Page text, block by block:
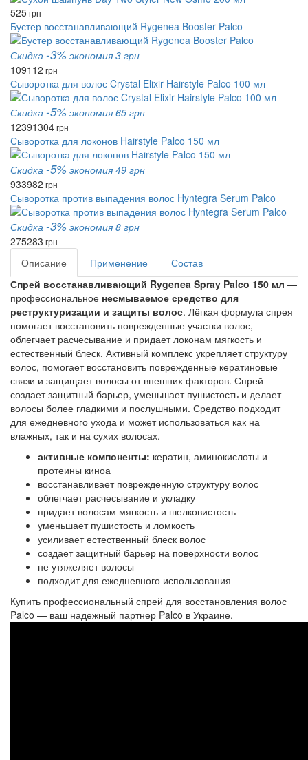
525грн
Бустер восстанавливающий Rygenea Booster Palco
Скидка -3% экономия 3 грн
109112 грн
Сыворотка для волос Crystal Elixir Hairstyle Palco 100 мл
Скидка -5% экономия 65 грн
12391304грн
Сыворотка для локонов Hairstyle Palco 150 мл
Скидка -5% экономия 49 грн
933982 грн
Сыворотка против выпадения волос Hyntegra Serum Palco
Скидка -3% экономия 8 грн
275283 грн
Описание Применение
Состав
Спрей восстанавливающий Rygenea Spray Palco 150 мл —
профессиональное несмываемое средство для
реструктуризации и защиты волос. Лёгкая формула спрея
помогает восстановить поврежденные участки волос,
облегчает расчесывание и придает локонам мягкость и
естественный блеск. Активный комплекс укрепляет структуру
волос, помогает восстановить поврежденные кератиновые
связи и защищает волосы от внешних факторов. Спрей
создает защитный барьер, уменьшает пушистость и делает
волосы более гладкими и послушными. Средство подходит
для ежедневного ухода и может использоваться как на
влажных, так и на сухих волосах.
активные компоненты: кератин, аминокислоты и
протеины киноа
восстанавливает поврежденную структуру волос
облегчает расчесывание и укладку
придает волосам мягкость и шелковистость
уменьшает пушистость и ломкость
усиливает естественный блеск волос
создает защитный барьер на поверхности волос
не утяжеляет волосы
подходит для ежедневного использования
Купить профессиональный спрей для восстановления волос
Palco — ваш надежный партнер Palco в Украине.